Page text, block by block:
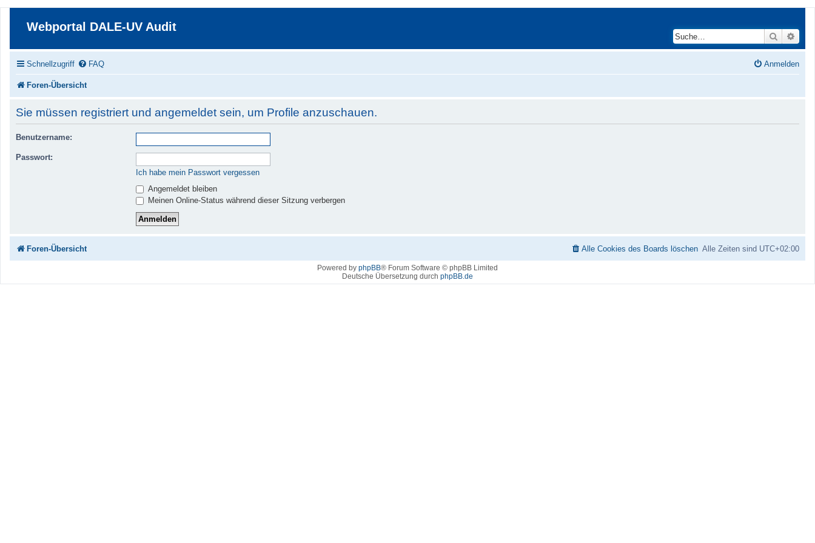
Webportal DALE-UV Audit
Suche
Schnellzugriff FAQ Anmelden
Foren-Übersicht
Sie müssen registriert und angemeldet sein, um Profile anzuschauen.
Benutzername:
Passwort:
Ich habe mein Passwort vergessen
Angemeldet bleiben
Meinen Online-Status während dieser Sitzung verbergen
Foren-Übersicht Alle Zeiten sind UTC+02:00
Alle Cookies des Boards löschen
Powered by phpBB® Forum Software © phpBB Limited
Deutsche Übersetzung durch phpBB.de